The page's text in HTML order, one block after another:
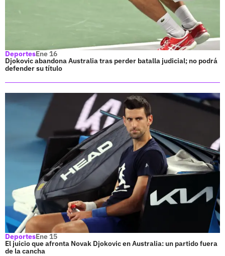
DeportesEne 16
Djokovic abandona Australia tras perder batalla judicial; no podrá
defender su título
DeportesEne 15
El juicio que afronta Novak Djokovic en Australia: un partido fuera
de la cancha